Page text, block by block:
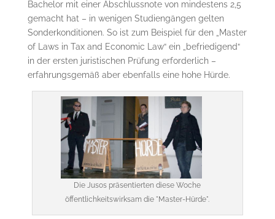
Bachelor mit einer Abschlussnote von mindestens 2,5
gemacht hat – in wenigen Studiengängen gelten
Sonderkonditionen. So ist zum Beispiel für den „Master
of Laws in Tax and Economic Law“ ein „befriedigend“
in der ersten juristischen Prüfung erforderlich –
erfahrungsgemäß aber ebenfalls eine hohe Hürde.
Die Jusos präsentierten diese Woche
öffentlichkeitswirksam die "Master-Hürde".